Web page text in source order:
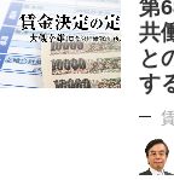
第
共
と
す